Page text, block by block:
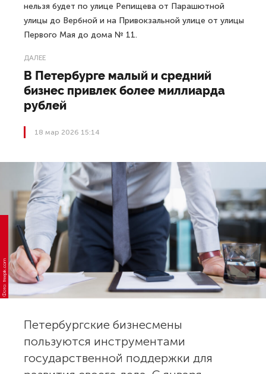
нельзя будет по улице Репищева от Парашютной
улицы до Вербной и на Привокзальной улице от улицы
Первого Мая до дома № 11.
ДАЛЕЕ
В Петербурге малый и средний
бизнес привлек более миллиарда
рублей
18 мар 2026 15:14
Фото: freepik.com
Петербургские бизнесмены
пользуются инструментами
государственной поддержки для